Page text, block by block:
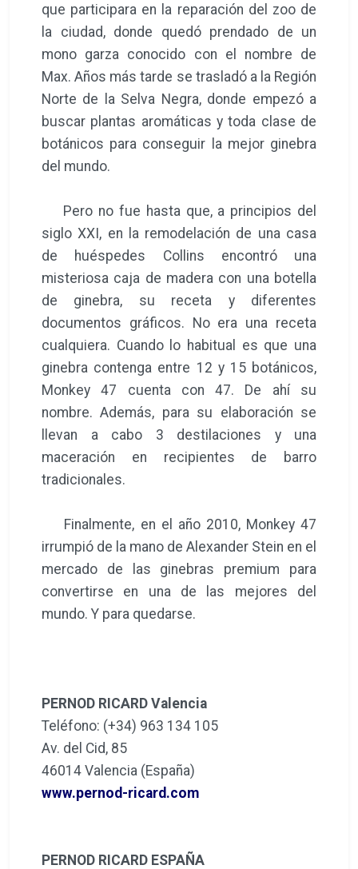
que participara en la reparación del zoo de
la ciudad, donde quedó prendado de un
mono garza conocido con el nombre de
Max. Años más tarde se trasladó a la Región
Norte de la Selva Negra, donde empezó a
buscar plantas aromáticas y toda clase de
botánicos para conseguir la mejor ginebra
del mundo.
Pero no fue hasta que, a principios del
siglo XXI, en la remodelación de una casa
de huéspedes Collins encontró una
misteriosa caja de madera con una botella
de ginebra, su receta y diferentes
documentos gráficos. No era una receta
cualquiera. Cuando lo habitual es que una
ginebra contenga entre 12 y 15 botánicos,
Monkey 47 cuenta con 47. De ahí su
nombre. Además, para su elaboración se
llevan a cabo 3 destilaciones y una
maceración en recipientes de barro
tradicionales.
Finalmente, en el año 2010, Monkey 47
irrumpió de la mano de Alexander Stein en el
mercado de las ginebras premium para
convertirse en una de las mejores del
mundo. Y para quedarse.
PERNOD RICARD Valencia
Teléfono: (+34) 963 134 105
Av. del Cid, 85
46014 Valencia (España)
www.pernod-ricard.com
PERNOD RICARD ESPAÑA